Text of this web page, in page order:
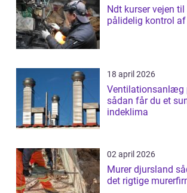
Ndt kurser vejen til sikker og
pålidelig kontrol
18 april 2026
Ventilationsanlæg
sådan får du et
indeklima
02 april 2026
Murer djursland sådan vælger du
det rigtige